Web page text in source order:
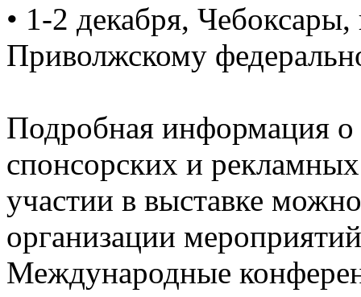
• 1-2 декабря,
Приволжскому
Подробная информация о
спонсорских и
участии в выставке
организации
Международные